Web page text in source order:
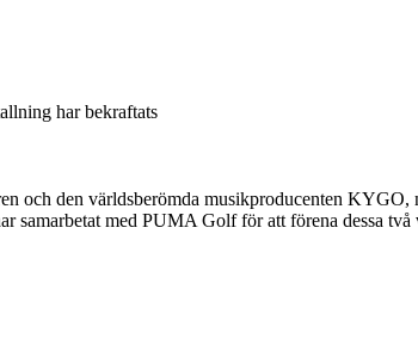
har bekraftats
och den världsberömda musikproducenten
samarbetat med PUMA Golf för att förena dessa